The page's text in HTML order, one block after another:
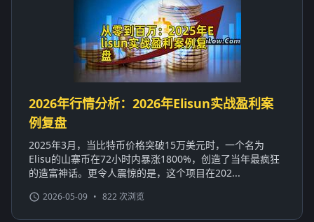
2026年行情分析：2026年Elisun实战盈利案
例复盘
2025年3月，当比特币价格突破15万美元时，一个名为
Elisu的山寨币在72小时内暴涨1800%，创造了当年最疯狂
的造富神话。更令人震惊的是，这个项目在202...
2026-05-09 • 822 次浏览